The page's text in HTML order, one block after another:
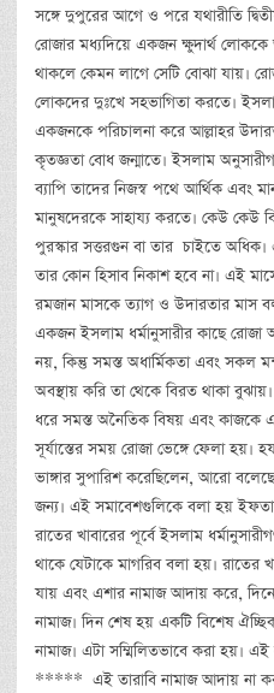
সঙ্গে দুপুরের আগে ও পরে যথারীতি
রোজার মধ্যদিয়ে একজন ক্ষুদার্থ
থাকলে কেমন লাগে সেটি বোঝা যায়।
লোকদের দুঃখে সহভাগিতা করতে। ইসলাম
একজনকে পরিচালনা করে আল্লাহর
কৃতজ্ঞতা বোধ জন্মাতে। ইসলাম
ব্যাপি তাদের নিজস্ব পথে আর্থিক এবং
মানুষদেরকে সাহায্য করতে। কেউ কেউ
পুরস্কার সত্তরগুন বা তার চাইতে
তার কোন হিসাব নিকাশ হবে না। এই
রমজান মাসকে ত্যাগ ও উদারতার মাস
একজন ইসলাম ধর্মানুসারীর কাছে রোজা
নয়, কিন্তু সমস্ত অধার্মিকতা এবং সকল
অবস্থায় করি তা থেকে বিরত থাকা
ধরে সমস্ত অনৈতিক বিষয় এবং কাজকে
সূর্যাস্তের সময় রোজা ভেঙ্গে ফেলা হয়।
ভাঙ্গার সুপারিশ করেছিলেন, আরো
জন্য। এই সমাবেশগুলিকে বলা হয়
রাতের খাবারের পূর্বে ইসলাম
থাকে যেটাকে মাগরিব বলা হয়। রাতের
যায় এবং এশার নামাজ আদায় করে,
নামাজ। দিন শেষ হয় একটি বিশেষ
নামাজ। এটা সম্মিলিতভাবে করা হয়।
***** এই তারাবি নামাজ আদায় না